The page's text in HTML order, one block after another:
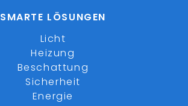
SMARTE LÖSUNGEN
Licht
Heizung
Beschattung
Sicherheit
Energie